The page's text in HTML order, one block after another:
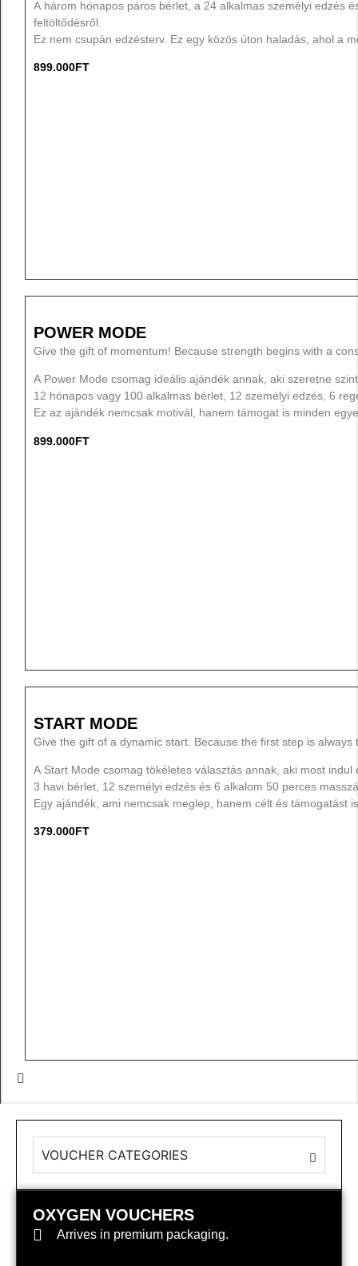
VOUCHER CATEGORIES
OXYGEN VOUCHERS
Arrives in premium packaging.
A három hónapos páros bérlet, a 24 alkalmas személyi edzés
feltöltődésről.
Ez nem csupán edzésterv. Ez egy közös úton haladás, ahol a
899.000FT
POWER MODE
Give the gift of momentum! Because strength begins with a
A Power Mode csomag ideális ajándék annak, aki szeretne
12 hónapos vagy 100 alkalmas bérlet, 12 személyi edzés, 6
Ez az ajándék nemcsak motivál, hanem támogat is minden
899.000FT
START MODE
Give the gift of a dynamic start. Because the first step is always
A Start Mode csomag tökéletes választás annak, aki most
3 havi bérlet, 12 személyi edzés és 6 alkalom 50 perces
Egy ajándék, ami nemcsak meglep, hanem célt és támogatást
379.000FT